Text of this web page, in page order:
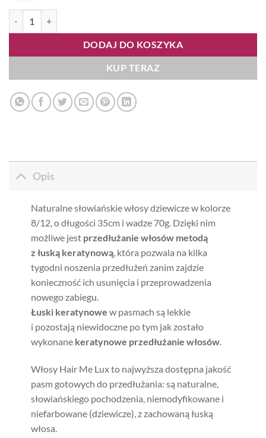
DODAJ DO KOSZYKA
KUP TERAZ
Opis
Naturalne słowiańskie włosy dziewicze w kolorze
8/12, o długości 35cm i wadze 70g. Dzięki nim
możliwe jest przedłużanie włosów metodą
z łuską keratynową, która pozwala na kilka
tygodni noszenia przedłużeń zanim zajdzie
konieczność ich usunięcia i przeprowadzenia
nowego zabiegu.
Łuski keratynowe w pasmach są lekkie
i pozostają niewidoczne po tym jak zostało
wykonane keratynowe przedłużanie włosów.
Włosy Hair Me Lux to najwyższa dostępna jakość
pasm gotowych do przedłużania: są naturalne,
słowiańskiego pochodzenia, niemodyfikowane i
niefarbowane (dziewicze), z zachowaną łuską
włosa.